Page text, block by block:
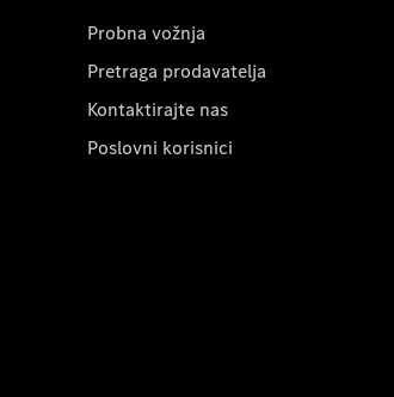
Probna vožnja
Pretraga prodavatelja
Kontaktirajte nas
Poslovni korisnici